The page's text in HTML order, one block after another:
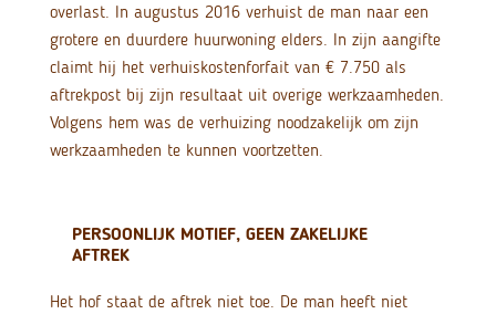
overlast. In augustus 2016 verhuist de man naar een
grotere en duurdere huurwoning elders. In zijn aangifte
claimt hij het verhuiskostenforfait van € 7.750 als
aftrekpost bij zijn resultaat uit overige werkzaamheden.
Volgens hem was de verhuizing noodzakelijk om zijn
werkzaamheden te kunnen voortzetten.
PERSOONLIJK MOTIEF, GEEN ZAKELIJKE
AFTREK
Het hof staat de aftrek niet toe. De man heeft niet